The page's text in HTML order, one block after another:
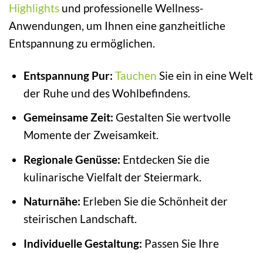
Highlights und professionelle Wellness-
Anwendungen, um Ihnen eine ganzheitliche
Entspannung zu ermöglichen.
Entspannung Pur: Tauchen Sie ein in eine Welt
der Ruhe und des Wohlbefindens.
Gemeinsame Zeit: Gestalten Sie wertvolle
Momente der Zweisamkeit.
Regionale Genüsse: Entdecken Sie die
kulinarische Vielfalt der Steiermark.
Naturnähe: Erleben Sie die Schönheit der
steirischen Landschaft.
Individuelle Gestaltung: Passen Sie Ihre